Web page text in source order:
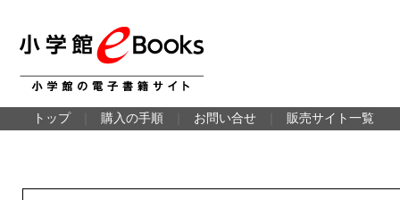
トップ 購入の手順 お問い合せ 販売サイト一覧